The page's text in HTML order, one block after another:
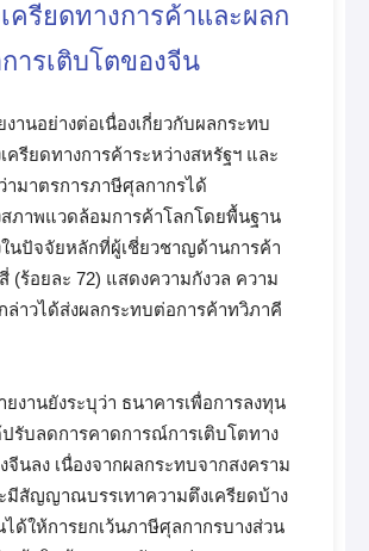
ครียดทางการค้าและผลก
ารเติบโตของจีน
งานอย่างต่อเนื่องเกี่ยวกับผลกระทบ
ครียดทางการค้าระหว่างสหรัฐฯ และ
ามาตรการภาษีศุลกากรได้
ภาพแวดล้อมการค้าโลกโดยพื้นฐาน
นปัจจัยหลักที่ผู้เชี่ยวชาญด้านการค้า
(ร้อยละ 72) แสดงความกังวล ความ
ล่าวได้ส่งผลกระทบต่อการค้าทวิภาคี
งานยังระบุว่า ธนาคารเพื่อการลงทุน
รับลดการคาดการณ์การเติบโตทาง
จีนลง เนื่องจากผลกระทบจากสงคราม
มีสัญญาณบรรเทาความตึงเครียดบ้าง
ได้ให้การยกเว้นภาษีศุลกากรบางส่วน